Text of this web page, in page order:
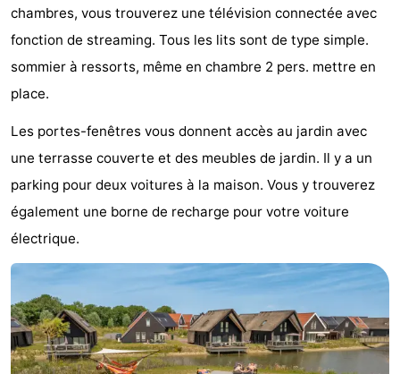
et
faire
Lieux
d'intérêt
-
Monuments
-
Moulins
-
Points
de
vue
Attractions
-
Croisières
-
Terrains
-
chambres, vous trouverez une télévision connectée avec
fonction de streaming. Tous les lits sont de type simple.
sommier à ressorts, même en chambre 2 pers. mettre en
place.
Les portes-fenêtres vous donnent accès au jardin avec
une terrasse couverte et des meubles de jardin. Il y a un
parking pour deux voitures à la maison. Vous y trouverez
également une borne de recharge pour votre voiture
électrique.